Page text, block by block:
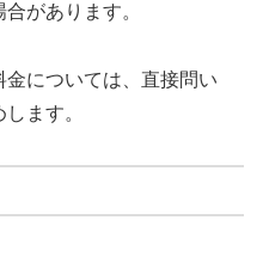
があります。
については、直接問い
ます。